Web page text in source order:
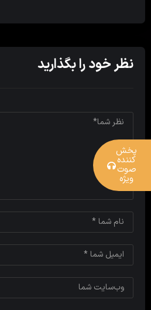
نظر خود را بگذارید
پخش
کننده
صوت
ویژه